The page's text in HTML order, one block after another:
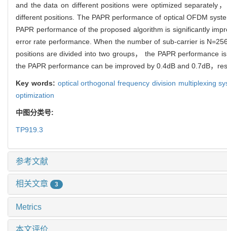
and the data on different positions were optimized separately
different positions. The PAPR performance of optical OFDM
PAPR performance of the proposed algorithm is significantly
error rate performance. When the number of sub-carrier is
positions are divided into two groups， the PAPR performance
the PAPR performance can be improved by 0.4dB and 0.7dB，
Key words: optical orthogonal frequency division multiplexing
optimization
中图分类号:
TP919.3
参考文献
相关文章 3
Metrics
本文评价